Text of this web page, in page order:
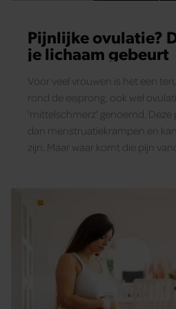
Pijnlijke ovulatie?
je lichaam gebeurt
Voor veel vrouwen is het een
rond de eisprong, ook wel
'mittelschmerz' genoemd. Deze
dan menstruatiekrampen en
zijn. Maar waar komt die pijn